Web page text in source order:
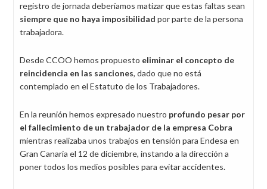
registro de jornada deberíamos matizar que estas faltas sean
siempre que no haya imposibilidad por parte de la persona
trabajadora.
Desde CCOO hemos propuesto eliminar el concepto de
reincidencia en las sanciones, dado que no está
contemplado en el Estatuto de los Trabajadores.
En la reunión hemos expresado nuestro profundo pesar por
el fallecimiento de un trabajador de la empresa Cobra
mientras realizaba unos trabajos en tensión para Endesa en
Gran Canaria el 12 de diciembre, instando a la dirección a
poner todos los medios posibles para evitar accidentes.